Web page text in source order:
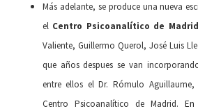
Más adelante, se produce una nueva
el Centro Psicoanalítico de Madrid
Valiente, Guillermo Querol, José Luis
que años despues se van
entre ellos el Dr. Rómulo Aguillaume,
Centro Psicoanalítico de Madrid.